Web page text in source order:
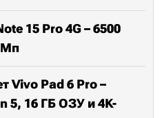
15 Pro 4G – 6500
Мп
Vivo Pad 6 Pro –
5, 16 ГБ ОЗУ и 4K-